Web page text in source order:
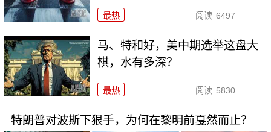
最热 阅读 6497
马、特和好，美中期选举这盘大
棋，水有多深？
最热 阅读 5830
特朗普对波斯下狠手，为何在黎明前戛然而止？